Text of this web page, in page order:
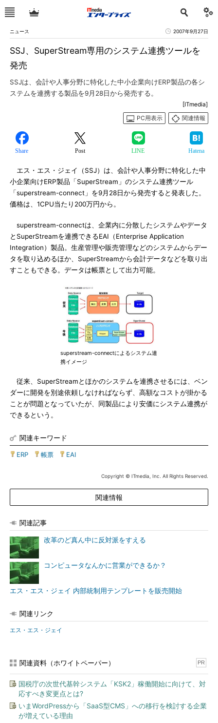
ニュース 2007年9月27日
SSJ、SuperStream専用のシステム連携ツールを
発売
SSJは、会計や人事分野に特化した中小企業向けERP製品の各シ
ステムを連携する製品を9月28日から発売する。
[ITmedia]
PC用表示
関連情報
Share Post LINE Hatena
エス・エス・ジェイ（SSJ）は、会計や人事分野に特化した中
小企業向けERP製品「SuperStream」のシステム連携ツール
「superstream-connect」を9月28日から発売すると発表した。
価格は、1CPU当たり200万円から。
superstream-connectは、企業内に分散したシステムやデータ
とSuperStreamを連携できるEAI（Enterprise Application
Integration）製品。生産管理や販売管理などのシステムからデー
タを取り込めるほか、SuperStreamから会計データなどを取り出
すこともできる。データは帳票として出力可能。
superstream-connectによるシステム連
携イメージ
従来、SuperStreamとほかのシステムを連携させるには、ベン
ダーに開発を別途依頼しなければならず、高額なコストが掛かる
ことが問題となっていたが、同製品により安価にシステム連携が
できるという。
関連キーワード
ERP 帳票 EAI
Copyright © ITmedia, Inc. All Rights Reserved.
関連情報
関連記事
改革のど真ん中に反対派をすえる
コンピュータなんかに営業ができるか？
エス・エス・ジェイ 内部統制用テンプレートを販売開始
関連リンク
エス・エス・ジェイ
関連資料（ホワイトペーパー） PR
国税庁の次世代基幹システム「KSK2」稼働開始に向けて、対
応すべき変更点とは?
いまWordPressから「SaaS型CMS」への移行を検討する企業
が増えている理由